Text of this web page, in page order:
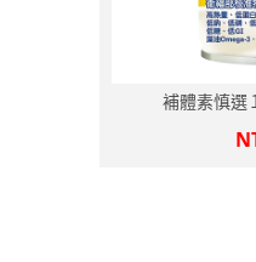
補體素慎選